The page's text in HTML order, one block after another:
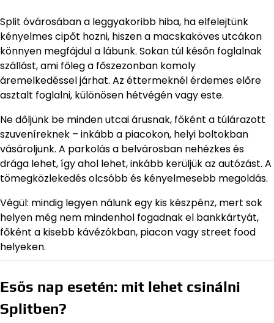
Split óvárosában a leggyakoribb hiba, ha elfelejtünk
kényelmes cipőt hozni, hiszen a macskaköves utcákon
könnyen megfájdul a lábunk. Sokan túl későn foglalnak
szállást, ami főleg a főszezonban komoly
áremelkedéssel járhat. Az éttermeknél érdemes előre
asztalt foglalni, különösen hétvégén vagy este.
Ne dőljünk be minden utcai árusnak, főként a túlárazott
szuveníreknek – inkább a piacokon, helyi boltokban
vásároljunk. A parkolás a belvárosban nehézkes és
drága lehet, így ahol lehet, inkább kerüljük az autózást. A
tömegközlekedés olcsóbb és kényelmesebb megoldás.
Végül: mindig legyen nálunk egy kis készpénz, mert sok
helyen még nem mindenhol fogadnak el bankkártyát,
főként a kisebb kávézókban, piacon vagy street food
helyeken.
Esős nap esetén: mit lehet csinálni
Splitben?